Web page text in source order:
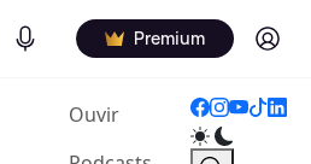
Podcasts Premium Log in
Ouvir(current)